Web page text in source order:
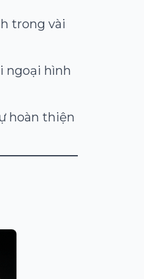
trong vài
ngoại hình
hoàn thiện